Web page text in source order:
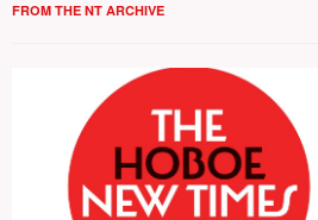
FROM THE NT ARCHIVE